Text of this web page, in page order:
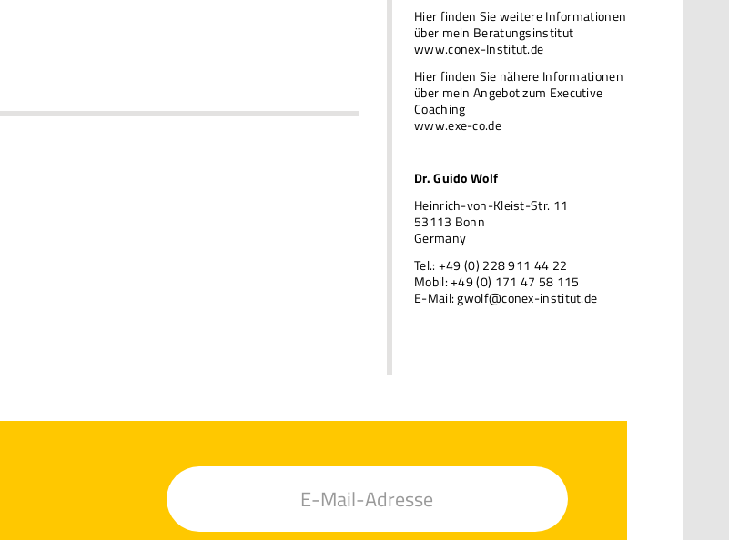
Hier finden Sie weitere Informationen
über mein Beratungsinstitut
www.conex-Institut.de
Hier finden Sie nähere Informationen
über mein Angebot zum Executive
Coaching
www.exe-co.de
Dr. Guido Wolf
Heinrich-von-Kleist-Str. 11
53113 Bonn
Germany
Tel.: +49 (0) 228 911 44 22
Mobil: +49 (0) 171 47 58 115
E-Mail:gwolf@conex-institut.de